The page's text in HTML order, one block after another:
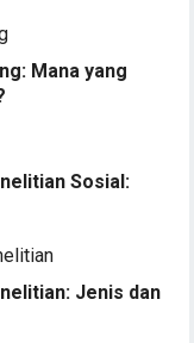
Mana yang
Sosial:
Jenis dan